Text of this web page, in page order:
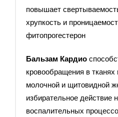
повышает
хрупкость и
фитопрогестерон
Бальзам Кардио
кровообращения в тканях
молочной и щитовидной
избирательное действие
воспалительных